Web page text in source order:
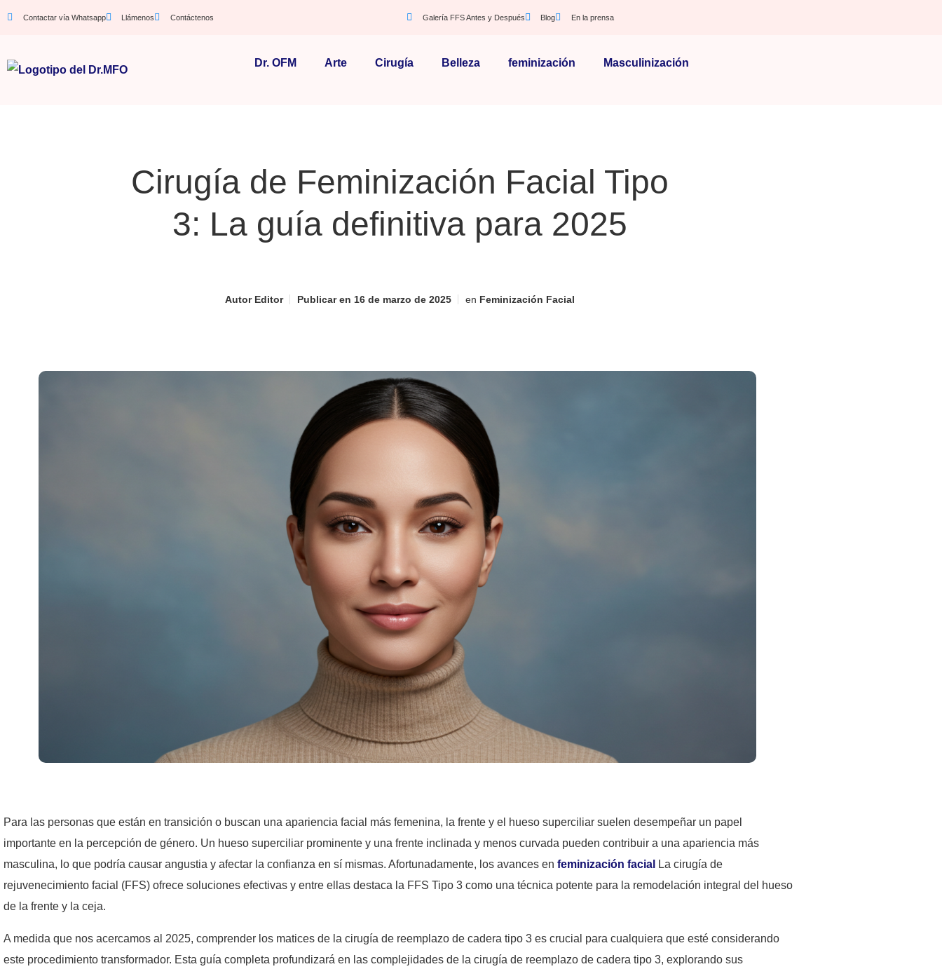
Contactar vía Whatsapp Llámenos Contáctenos Galería FFS Antes y Después Blog En la prensa
Dr. OFM Arte Cirugía Belleza feminización Masculinización
Cirugía de Feminización Facial Tipo
3: La guía definitiva para 2025
AutorEditor Publicar en 16 de marzo de 2025 en Feminización Facial
Para las personas que están en transición o buscan una apariencia facial más femenina, la frente y el hueso superciliar suelen desempeñar un papel
importante en la percepción de género. Un hueso superciliar prominente y una frente inclinada y menos curvada pueden contribuir a una apariencia más
masculina, lo que podría causar angustia y afectar la confianza en sí mismas. Afortunadamente, los avances en feminización facial
La cirugía de
rejuvenecimiento facial (FFS) ofrece soluciones efectivas y entre ellas destaca la FFS Tipo 3 como una técnica potente para la remodelación integral del hueso
de la frente y la ceja.
A medida que nos acercamos al 2025, comprender los matices de la cirugía de reemplazo de cadera tipo 3 es crucial para cualquiera que esté considerando
este procedimiento transformador. Esta guía completa profundizará en las complejidades de la cirugía de reemplazo de cadera tipo 3, explorando sus